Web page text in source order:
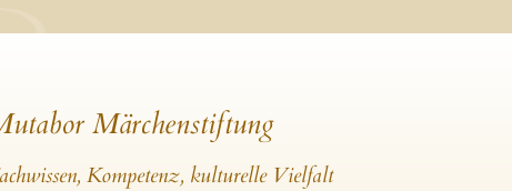
Märchenstiftung
Kompetenz, kulturelle Vielfalt